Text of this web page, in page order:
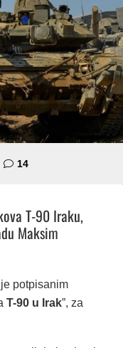
14komentara
T-90 Iraku,
Maksim
potpisanim
T-90 u Irak”, za